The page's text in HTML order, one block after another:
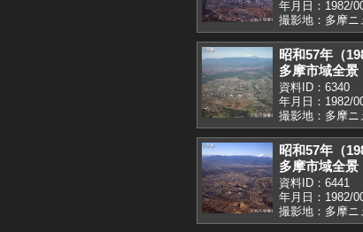
年月日：1982/
撮影地：多摩
昭和57年（
多摩市域全景
資料ID：6340
年月日：1982/
撮影地：多摩
昭和57年（
多摩市域全景
資料ID：6441
年月日：1982/
撮影地：多摩